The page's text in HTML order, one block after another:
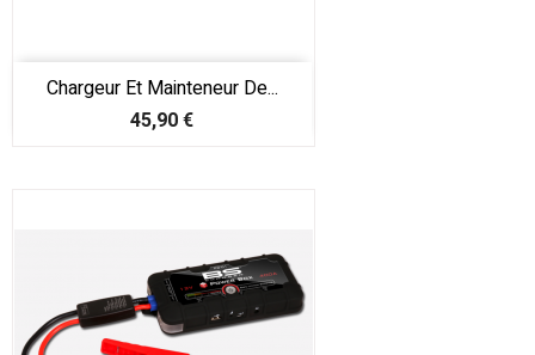
Chargeur Et Mainteneur De...
Prix
45,90 €